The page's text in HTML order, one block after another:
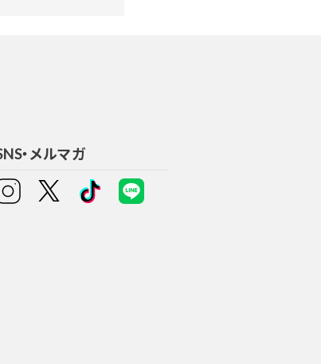
・メルマガ